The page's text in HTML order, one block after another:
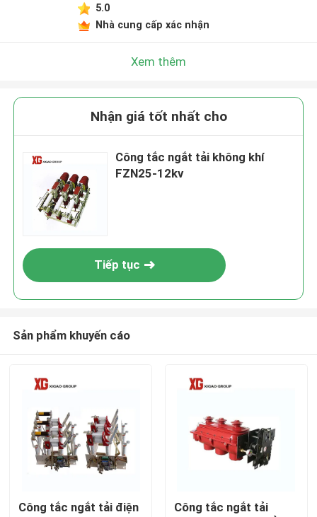
5.0
Nhà cung cấp xác nhận
Xem thêm
Nhận giá tốt nhất cho
Công tắc ngắt tải không khí
FZN25-12kv
Tiếp tục
Sản phẩm khuyến cáo
Công tắc ngắt tải điện
Công tắc ngắt tải